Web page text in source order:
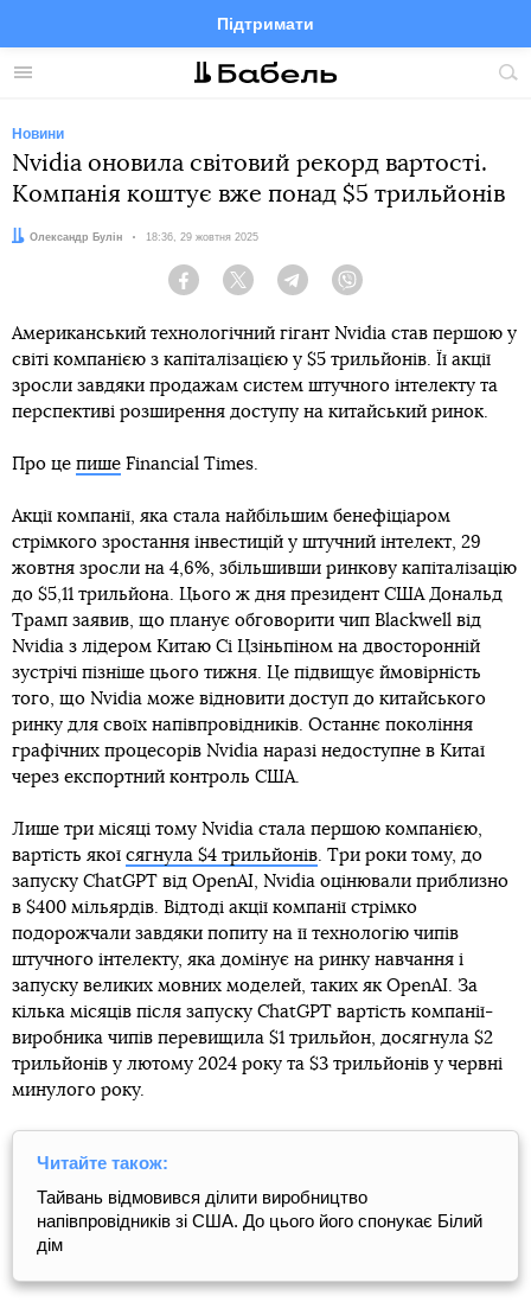
Меню
Підтримати
FacebookTelegramTwitter
Новини
Nvidia оновила світовий рекорд вартості.
Компанія коштує вже понад $5 трильйонів
Автор:
Олександр Булін Дата:
18:36, 29 жовтня 2025
Facebook Twitter Telegram
Американський технологічний гігант Nvidia став першою у
світі компанією з капіталізацією у $5 трильйонів. Її акції
зросли завдяки продажам систем штучного інтелекту та
перспективі розширення доступу на китайський ринок.
Про це пише Financial Times.
Акції компанії, яка стала найбільшим бенефіціаром
стрімкого зростання інвестицій у штучний інтелект, 29
жовтня зросли на 4,6%, збільшивши ринкову капіталізацію
до $5,11 трильйона. Цього ж дня президент США Дональд
Трамп заявив, що планує обговорити чип Blackwell від
Nvidia з лідером Китаю Сі Цзіньпіном на двосторонній
зустрічі пізніше цього тижня. Це підвищує ймовірність
того, що Nvidia може відновити доступ до китайського
ринку для своїх напівпровідників. Останнє покоління
графічних процесорів Nvidia наразі недоступне в Китаї
через експортний контроль США.
Лише три місяці тому Nvidia стала першою компанією,
вартість якої сягнула $4 трильйонів. Три роки тому, до
запуску ChatGPT від OpenAI, Nvidia оцінювали приблизно
в $400 мільярдів. Відтоді акції компанії стрімко
подорожчали завдяки попиту на її технологію чипів
штучного інтелекту, яка домінує на ринку навчання і
запуску великих мовних моделей, таких як OpenAI. За
кілька місяців після запуску ChatGPT вартість компанії-
виробника чипів перевищила $1 трильйон, досягнула $2
трильйонів у лютому 2024 року та $3 трильйонів у червні
минулого року.
Читайте також:
Тайвань відмовився ділити виробництво
напівпровідників зі США. До цього його спонукає Білий
дім